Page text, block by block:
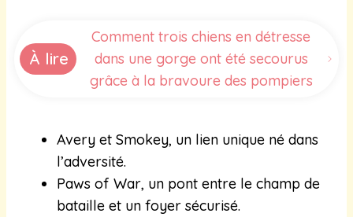
À lire
Comment trois chiens en détresse
dans une gorge ont été secourus
grâce à la bravoure des pompiers
Avery et Smokey, un lien unique né dans
l’adversité.
Paws of War, un pont entre le champ de
bataille et un foyer sécurisé.